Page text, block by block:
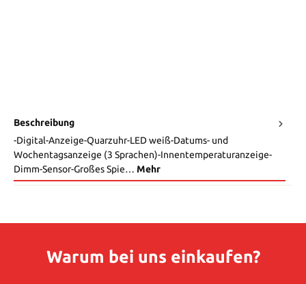
Beschreibung
-Digital-Anzeige-Quarzuhr-LED weiß-Datums- und
Wochentagsanzeige (3 Sprachen)-Innentemperaturanzeige-
Dimm-Sensor-Großes Spie… Mehr
Warum bei uns einkaufen?